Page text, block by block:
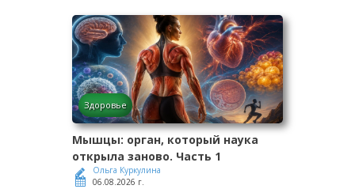
Здоровье
Мышцы: орган, который наука
открыла заново. Часть 1
Ольга Куркулина
06.08.2026 г.